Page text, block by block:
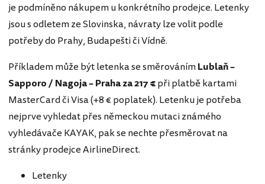
je podmíněno nákupem u konkrétního prodejce. Letenky
jsou s odletem ze Slovinska, návraty lze volit podle
potřeby do Prahy, Budapešti či Vídně.
Příkladem může být letenka se směrovánímLublaň –
Sapporo / Nagoja – Praha za 217 €při platbě kartami
MasterCard či Visa (+8 € poplatek). Letenku je potřeba
nejprve vyhledat přes německou mutaci známého
vyhledávače KAYAK, pak se nechte přesměrovat na
stránky prodejce AirlineDirect.
Letenky